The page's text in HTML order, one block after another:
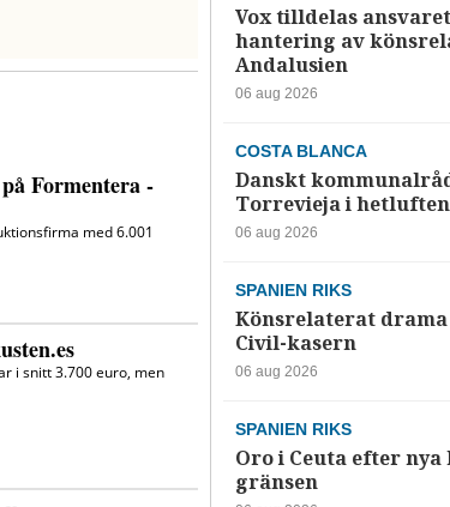
Vox tilldelas
hantering av
Andalusien
06 aug 2026
COSTA BLANCA
Danskt
Torrevieja i hetluften
06 aug 2026
SPANIEN RIKS
Könsrelaterat
Civil-kasern
06 aug 2026
SPANIEN RIKS
Oro i Ceuta efter
gränsen